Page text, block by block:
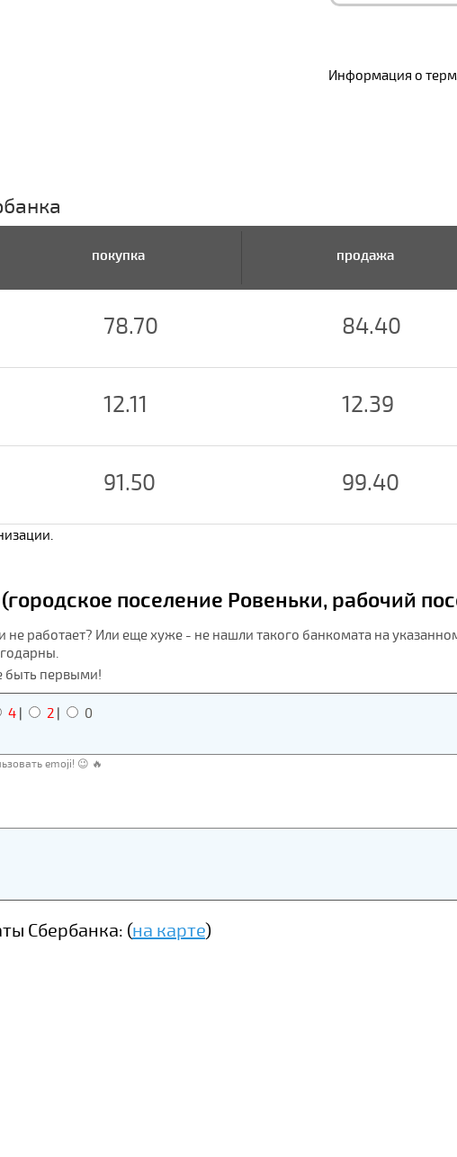
Информация о
покупка продажа
78.70 84.40
12.11 12.39
91.50 99.40
поселение Ровеньки, рабочий
работает? Или еще хуже - не нашли такого банкомата на
быть первыми!
4 2
0
Сбербанка: (на карте)